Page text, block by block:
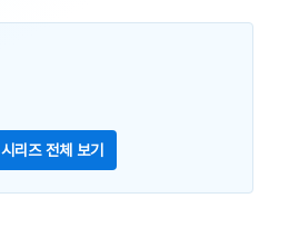
시리즈 전체 보기